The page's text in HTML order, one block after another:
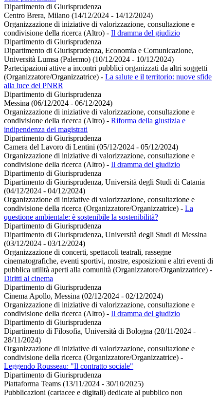
Dipartimento di Giurisprudenza
Centro Brera, Milano (14/12/2024 - 14/12/2024)
Organizzazione di iniziative di valorizzazione, consultazione e
condivisione della ricerca (Altro) - Il dramma del giudizio
Dipartimento di Giurisprudenza
Dipartimento di Giurisprudenza, Economia e Comunicazione,
Università Lumsa (Palermo) (10/12/2024 - 10/12/2024)
Partecipazioni attive a incontri pubblici organizzati da altri soggetti
(Organizzatore/Organizzatrice) - La salute e il territorio: nuove sfide
alla luce del PNRR
Dipartimento di Giurisprudenza
Messina (06/12/2024 - 06/12/2024)
Organizzazione di iniziative di valorizzazione, consultazione e
condivisione della ricerca (Altro) - Riforma della giustizia e
indipendenza dei magistrati
Dipartimento di Giurisprudenza
Camera del Lavoro di Lentini (05/12/2024 - 05/12/2024)
Organizzazione di iniziative di valorizzazione, consultazione e
condivisione della ricerca (Altro) - Il dramma del giudizio
Dipartimento di Giurisprudenza
Dipartimento di Giurisprudenza, Università degli Studi di Catania
(04/12/2024 - 04/12/2024)
Organizzazione di iniziative di valorizzazione, consultazione e
condivisione della ricerca (Organizzatore/Organizzatrice) - La
questione ambientale: è sostenibile la sostenibilità?
Dipartimento di Giurisprudenza
Dipartimento di Giurisprudenza, Università degli Studi di Messina
(03/12/2024 - 03/12/2024)
Organizzazione di concerti, spettacoli teatrali, rassegne
cinematografiche, eventi sportivi, mostre, esposizioni e altri eventi di
pubblica utilità aperti alla comunità (Organizzatore/Organizzatrice) -
Diritti al cinema
Dipartimento di Giurisprudenza
Cinema Apollo, Messina (02/12/2024 - 02/12/2024)
Organizzazione di iniziative di valorizzazione, consultazione e
condivisione della ricerca (Altro) - Il dramma del giudizio
Dipartimento di Giurisprudenza
Dipartimento di Filosofia, Università di Bologna (28/11/2024 -
28/11/2024)
Organizzazione di iniziative di valorizzazione, consultazione e
condivisione della ricerca (Organizzatore/Organizzatrice) -
Leggendo Rousseau: "Il contratto sociale"
Dipartimento di Giurisprudenza
Piattaforma Teams (13/11/2024 - 30/10/2025)
Pubblicazioni (cartacee e digitali) dedicate al pubblico non